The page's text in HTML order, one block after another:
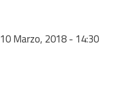
10 Marzo, 2018 - 14:30